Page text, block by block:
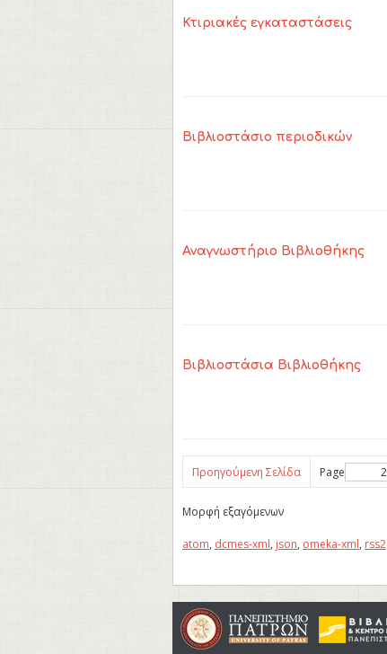
Κτιριακές εγκαταστάσεις
Βιβλιοστάσιο περιοδικών
Αναγνωστήριο Βιβλιοθήκης
Βιβλιοστάσια Βιβλιοθήκης
Προηγούμενη Σελίδα Page
Μορφή εξαγόμενων
atom, dcmes-xml, json, omeka-xml, rss2